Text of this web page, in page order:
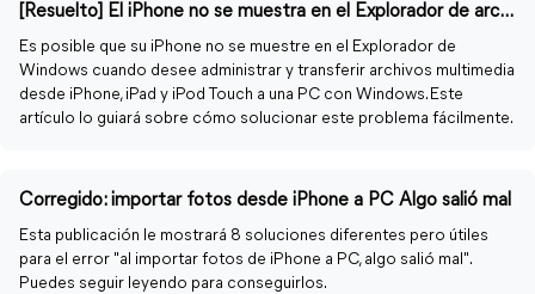
[Resuelto] El iPhone no se muestra en el Explorador de archivos de Windows 11/10/8/7
Es posible que su iPhone no se muestre en el Explorador de
Windows cuando desee administrar y transferir archivos multimedia
desde iPhone, iPad y iPod Touch a una PC con Windows. Este
artículo lo guiará sobre cómo solucionar este problema fácilmente.
Corregido: importar fotos desde iPhone a PC Algo salió mal
Esta publicación le mostrará 8 soluciones diferentes pero útiles
para el error "al importar fotos de iPhone a PC, algo salió mal".
Puedes seguir leyendo para conseguirlos.